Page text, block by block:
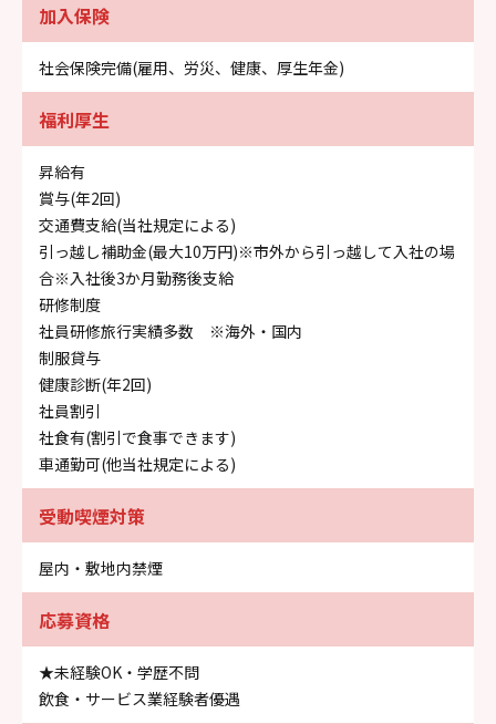
加入保険
社会保険完備(雇用、労災、健康、厚生年金)
福利厚生
昇給有
賞与(年2回)
交通費支給(当社規定による)
引っ越し補助金(最大10万円)※市外から引っ越して入社の場
合※入社後3か月勤務後支給
研修制度
社員研修旅行実績多数 ※海外・国内
制服貸与
健康診断(年2回)
社員割引
社食有(割引で食事できます)
車通勤可(他当社規定による)
受動喫煙対策
屋内・敷地内禁煙
応募資格
★未経験OK・学歴不問
飲食・サービス業経験者優遇